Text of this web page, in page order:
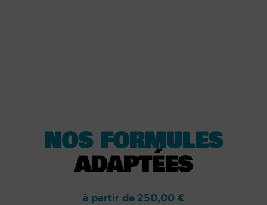
NOS FORMULES
ADAPTÉES
à partir de 250,00 €